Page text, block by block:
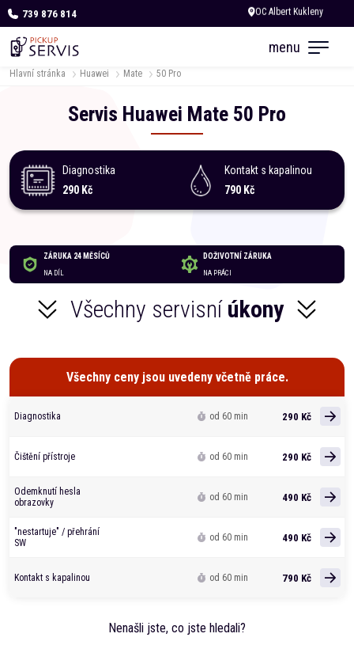
739 876 814
Zítra otevřeno od 09:00
menu
Hlavní stránka Huawei Mate 50 Pro
Servis Huawei Mate 50 Pro
Diagnostika
290 Kč
Kontakt s kapalinou
790 Kč
ZÁRUKA 24 MĚSÍCŮ
NA DÍL
DOŽIVOTNÍ ZÁRUKA
NA PRÁCI
Všechny servisní úkony
Všechny ceny jsou uvedeny včetně práce.
Diagnostika od 60 min 290 Kč
Čištění přístroje od 60 min 290 Kč
Odemknutí hesla
obrazovky
od 60 min 490 Kč
"nestartuje" / přehrání
SW
od 60 min 490 Kč
Kontakt s kapalinou od 60 min 790 Kč
Nenašli jste, co jste hledali?